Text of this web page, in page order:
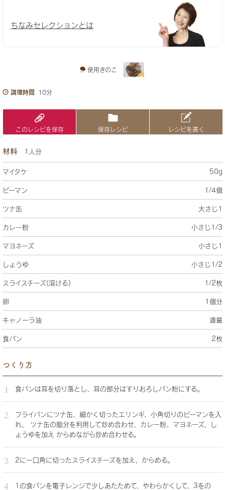
ちなみセレクションとは
使用きのこ
調理時間 10分
このレシピを保存 保存レシピ レシピを書く
材料 1人分
マイタケ 50g
ピーマン 1/4個
ツナ缶 大さじ1
カレー粉 小さじ1/3
マヨネーズ 小さじ1
しょうゆ 小さじ1/2
スライスチーズ(溶ける) 1/2枚
卵 1個分
キャノーラ油 適量
食パン 2枚
つくり方
食パンは耳を切り落とし、耳の部分はすりおろしパン粉にする。
フライパンにツナ缶、細かく切ったエリンギ、小角切りのピーマンを入
れ、 ツナ缶の脂分を利用して炒め合わせ、カレー粉、マヨネーズ、し
ょうゆを加え からめながら炒め合わせる。
2に一口角に切ったスライスチーズを加え、からめる。
1の食パンを電子レンジで少しあたためて、やわらかくして、3をの